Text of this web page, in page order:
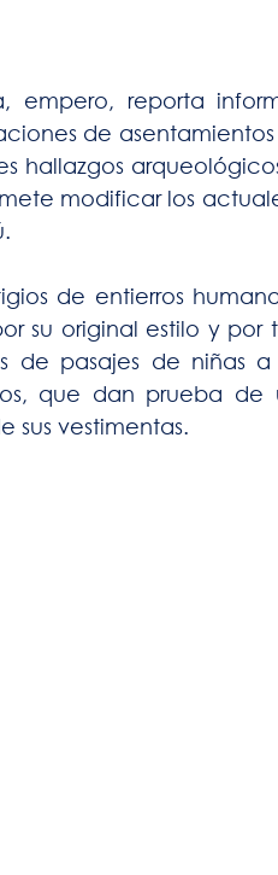
empero, reporta
de
hallazgos
modificar los
de entierros
su original estilo y por
de pasajes de niñas
que dan prueba
sus vestimentas.